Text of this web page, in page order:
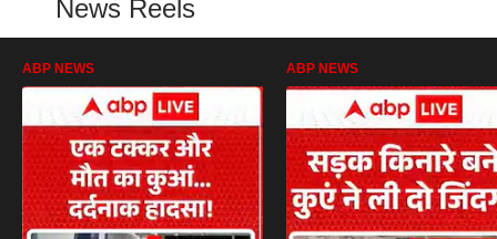
News Reels
ABP NEWS ABP NEWS